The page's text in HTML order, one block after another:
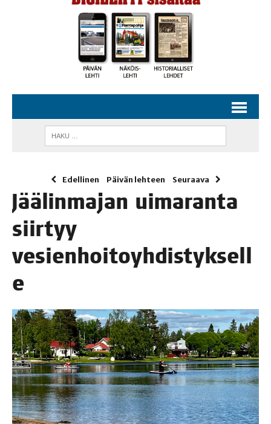
Edellinen Päivän lehteen Seuraava
Jää­lin­ma­jan uima­ran­ta
siir­tyy
vesienhoitoyhdistyksell
e